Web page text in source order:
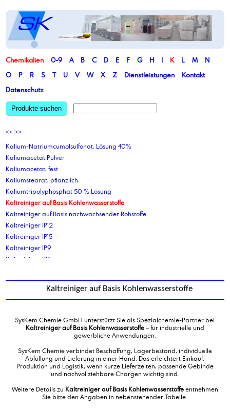
Chemikalien 0-9 A B C D E F G H I K L M
N
O
P R S T U V W X Z Dienstleistungen
Kontakt
Datenschutz
Produkte suchen
<< >>
Kalium-Natriumcumolsulfonat, Lösung 40%
Kaliumacetat Pulver
Kaliumacetat, fest
Kaliumstearat, pflanzlich
Kaliumtripolyphosphat 50 % Lösung
Kaltreiniger auf Basis Kohlenwasserstoffe
Kaltreiniger auf Basis nachwachsender Rohstoffe
Kaltreiniger IP12
Kaltreiniger IP15
Kaltreiniger IP9
Kaltreiniger P13
Kleinmengenlogistik
Kokosalkylaminethoxylat Type 10EO
Kokosölfettsäure, destilliert
Kommissionierung und Palettierung Gefahrgut
Korrosionsschutzadditiv auf Dicarbonsäurebasis
Korrosionsschutzadditiv auf Triazolbasis
Kaltreiniger auf Basis Kohlenwasserstoffe
SysKem Chemie GmbH unterstützt Sie als Spezialchemie-Partner bei
Kaltreiniger auf Basis Kohlenwasserstoffe– für industrielle und
gewerbliche Anwendungen.
SysKem Chemie verbindet Beschaffung, Lagerbestand, individuelle
Abfüllung und Lieferung in einer Hand. Das erleichtert Einkauf,
Produktion und Logistik, wenn kurze Lieferzeiten, passende Gebinde
und nachvollziehbare Chargen wichtig sind.
Weitere Details zu Kaltreiniger auf Basis Kohlenwasserstoffeentnehmen
Sie bitte den Angaben in nebenstehender Tabelle.